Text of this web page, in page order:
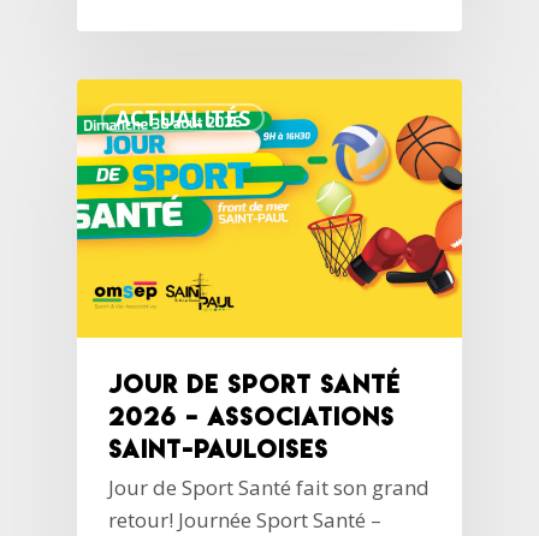
ACTUALITÉS
Jour de Sport Santé
2026 – Associations
Saint-Pauloises
Jour de Sport Santé fait son grand
retour! Journée Sport Santé –